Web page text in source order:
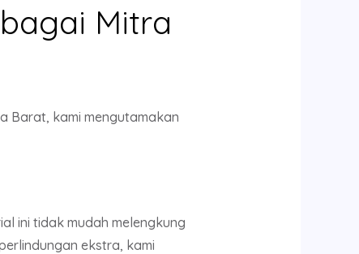
Mitra
Barat, kami mengutamakan
ini tidak mudah melengkung
ekstra, kami